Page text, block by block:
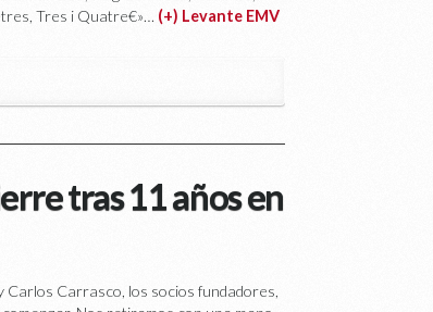
Tres i Quatre€»… (+) Levante EMV
tras 11 años en
Carrasco, los socios fundadores,